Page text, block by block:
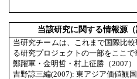
当該研究に関する情報源
当研究チームは、これまで国際比
る研究プロジェクトの一部をここで
鄭躍軍・金明哲・村上征勝（2007
吉野諒三編(2007): 東アジア価値観